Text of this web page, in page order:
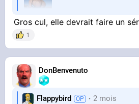
La dinguerie
Gros cul, elle devrait faire un
1
DonBenvenuto
Flappybird 2 mois